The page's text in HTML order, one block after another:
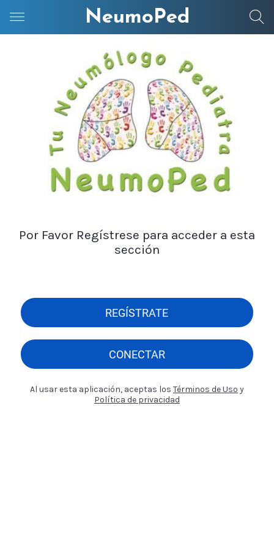
NeumoPed
Por Favor Regístrese para acceder a esta
sección
REGÍSTRATE
CONECTAR
Al usar esta aplicación, aceptas los Términos de Uso y
Política de privacidad